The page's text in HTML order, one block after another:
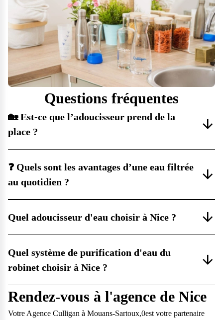
Questions fréquentes
🏡 Est-ce que l’adoucisseur prend de la
place ?
❓ Quels sont les avantages d’une eau filtrée
au quotidien ?
Quel adoucisseur d'eau choisir à Nice ?
Quel système de purification d'eau du
robinet choisir à Nice ?
Rendez-vous à l'agence de Nice
Votre Agence Culligan à Mouans-Sartoux,0est votre partenaire